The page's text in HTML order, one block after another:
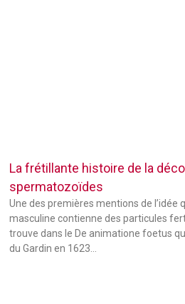
La frétillante histoire de la
spermatozoïdes
Une des premières mentions de l’idée
masculine contienne des particules
trouve dans le De animatione foetus
du Gardin en 1623…